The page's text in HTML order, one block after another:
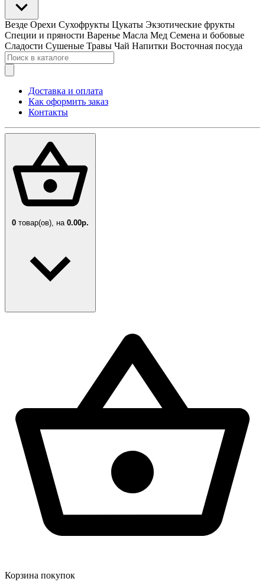
Везде Орехи Сухофрукты Цукаты Экзотические фрукты
Специи и пряности Варенье Масла Мед Семена и бобовые
Сладости Сушеные Травы Чай Напитки Восточная посуда
Доставка и оплата
Как оформить заказ
Контакты
0 товар(ов), на 0.00р.
Корзина покупок